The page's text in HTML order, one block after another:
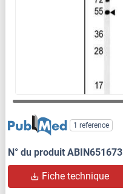
1 reference
N° du produit ABIN651673
Fiche technique